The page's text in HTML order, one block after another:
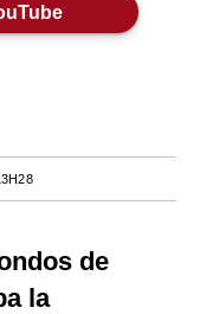
de
la